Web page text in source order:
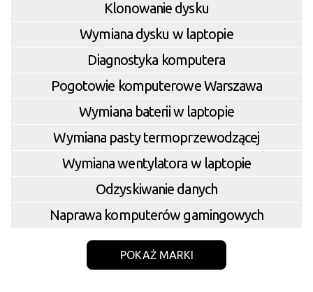
Klonowanie dysku
Wymiana dysku w laptopie
Diagnostyka komputera
Pogotowie komputerowe Warszawa
Wymiana baterii w laptopie
Wymiana pasty termoprzewodzącej
Wymiana wentylatora w laptopie
Odzyskiwanie danych
Naprawa komputerów gamingowych
POKAŻ MARKI